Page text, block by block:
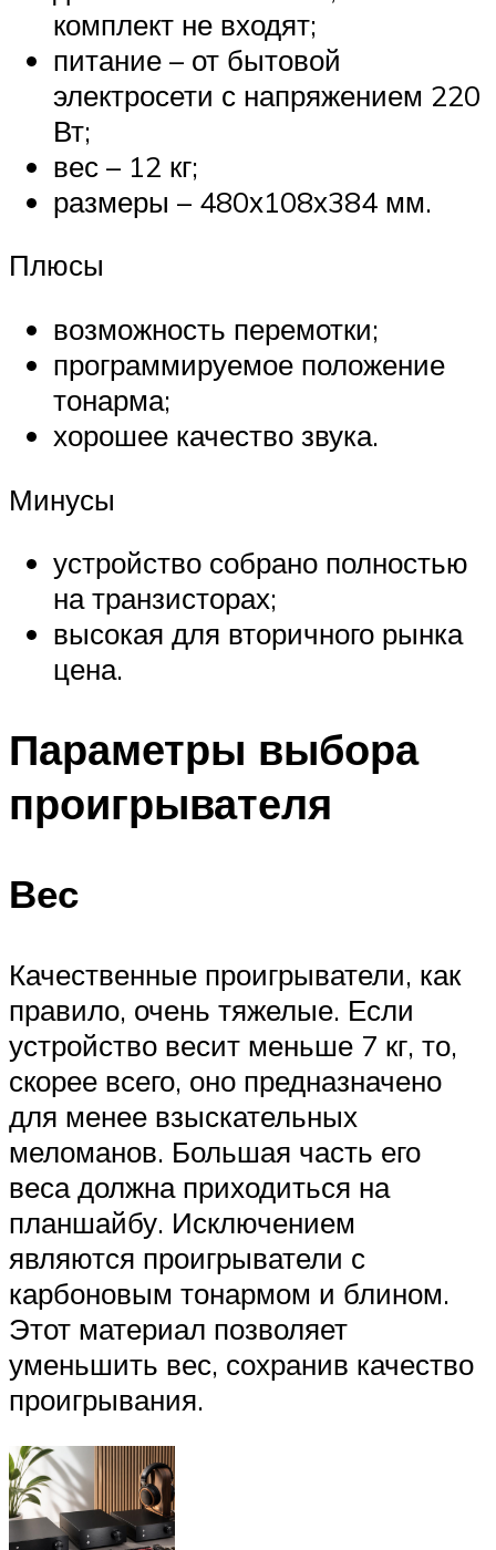
комплект не входят;
питание – от бытовой
электросети с напряжением 220
Вт;
вес – 12 кг;
размеры – 480х108х384 мм.
Плюсы
возможность перемотки;
программируемое положение
тонарма;
хорошее качество звука.
Минусы
устройство собрано полностью
на транзисторах;
высокая для вторичного рынка
цена.
Параметры выбора
проигрывателя
Вес
Качественные проигрыватели, как
правило, очень тяжелые. Если
устройство весит меньше 7 кг, то,
скорее всего, оно предназначено
для менее взыскательных
меломанов. Большая часть его
веса должна приходиться на
планшайбу. Исключением
являются проигрыватели с
карбоновым тонармом и блином.
Этот материал позволяет
уменьшить вес, сохранив качество
проигрывания.